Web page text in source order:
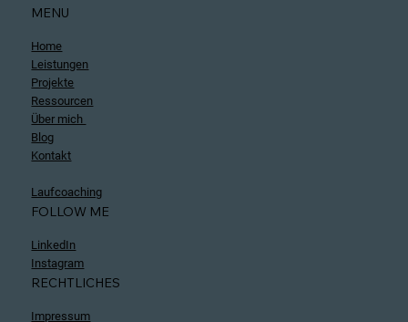
MENU
Home
Leistungen
Projekte
Ressourcen
Über mich
Blog
Kontakt
Laufcoaching
FOLLOW ME
LinkedIn
Instagram
RECHTLICHES
Impressum